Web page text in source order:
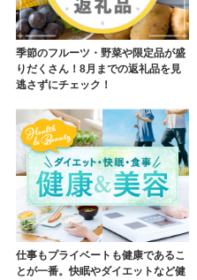
季節のフルーツ・野菜や限定品が盛
りだくさん！8月までの返礼品を見
逃さずにチェック！
仕事もプライベートも健康であるこ
とが一番。快眠やダイエットなど健